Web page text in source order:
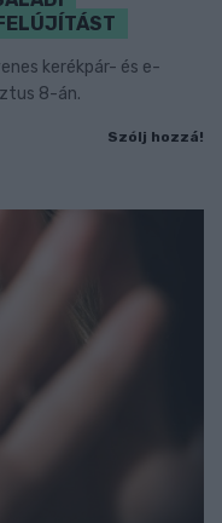
kerékpár- és e-
8-án.
Szólj hozzá!